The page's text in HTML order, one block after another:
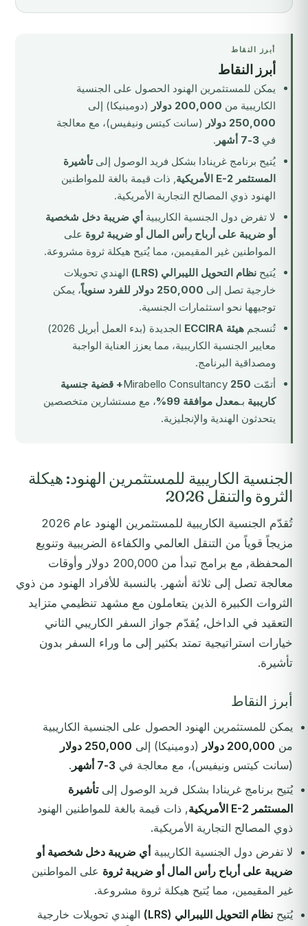
أبرز النقاط
أبرز النقاط
يمكن للمستثمرين الهنود الحصول على الجنسية
الكاريبية من 200,000 دولار
(دومينيكا) إلى
250,000 دولار
(سانت كيتس ونيفيس)، مع معالجة
في 3-7 أشهر
.
يُتيح برنامج غرينادا بشكل فريد الوصول إلىتأشيرة
المستثمر E-2 الأمريكية
, ذات قيمة بالغة للمواطنين
الهنود ذوي المصالح التجارية الأمريكية.
لا تفرض دول الجنسية الكاريبية أي ضريبة دخل شخصية
أو ضريبة على أرباح رأس المال أو ضريبة ثروة على
المواطنين غير المقيمين، مما يُتيح هيكلة ثروة مشروعة.
يُتيح نظام التحويل الليبرالي (LRS)
الهندي تحويلات
خارجية تصل إلى 250,000 دولار للفرد سنوياً
، يمكن
توجيهها نحو استثمارات الجنسية.
تُنسجم هيئة ECCIRA
الجديدة (بدء العمل أبريل 2026)
معايير الجنسية الكاريبية، مما يعزز العناية الواجبة
ومصداقية البرنامج.
أتمّت Mirabello Consultancy
250+ قضية جنسية
كاريبية بـمعدل موافقة 99%
، مع مستشارين متخصصين
يتحدثون الهندية والإنجليزية.
الجنسية الكاريبية للمستثمرين الهنود: هيكلة
الثروة والتنقل 2026
تُقدّم الجنسية الكاريبية للمستثمرين الهنود عام 2026
مزيجاً قوياً من التنقل العالمي والكفاءة الضريبية وتنويع
المحفظة, مع برامج تبدأ من 200,000 دولار وأوقات
معالجة تصل إلى ثلاثة أشهر. بالنسبة للأفراد الهنود من ذوي
الثروات الكبيرة الذين يتعاملون مع مشهد تنظيمي متزايد
التعقيد في الداخل، يُقدّم جواز السفر الكاريبي الثاني
خيارات استراتيجية تمتد بكثير إلى ما وراء السفر بدون
تأشيرة.
أبرز النقاط
يمكن للمستثمرين الهنود الحصول على الجنسية الكاريبية
من 200,000 دولار (دومينيكا) إلى 250,000 دولار
(سانت كيتس ونيفيس)، مع معالجة في 3-7 أشهر
.
يُتيح برنامج غرينادا بشكل فريد الوصول إلىتأشيرة
المستثمر E-2 الأمريكية
, ذات قيمة بالغة للمواطنين الهنود
ذوي المصالح التجارية الأمريكية.
لا تفرض دول الجنسية الكاريبية أي ضريبة دخل شخصية أو
ضريبة على أرباح رأس المال أو ضريبة ثروة على المواطنين
غير المقيمين، مما يُتيح هيكلة ثروة مشروعة.
يُتيح نظام التحويل الليبرالي (LRS)
الهندي تحويلات خارجية